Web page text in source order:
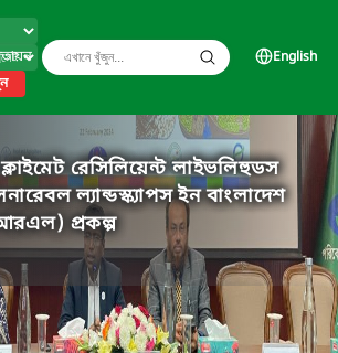
English
ক্লাইমেট রেসিলিয়েন্ট লাইভলিহুডস
ল্যান্ডস্ক্যাপস ইন বাংলাদেশ
প্রকল্প